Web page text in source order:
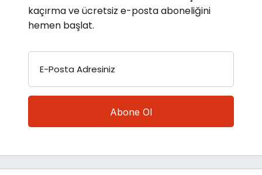
kaçırma ve ücretsiz e-posta aboneliğini
hemen başlat.
E-Posta Adresiniz